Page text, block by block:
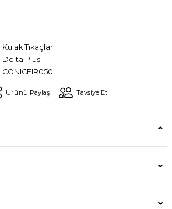
Kulak Tıkaçları
Delta Plus
CONICFIR050
Ürünü Paylaş Tavsiye Et